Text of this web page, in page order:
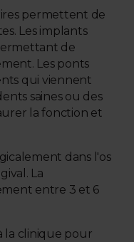
permettent de
Les implants
de
Les ponts
qui viennent
saines ou des
la fonction et
dans l'os
La
entre 3 et 6
la clinique pour